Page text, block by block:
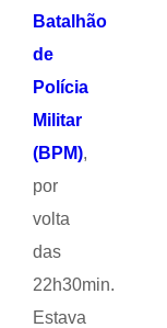
Batalhão
de
Polícia
Militar
(BPM),
por
volta
das
22h30min.
Estava